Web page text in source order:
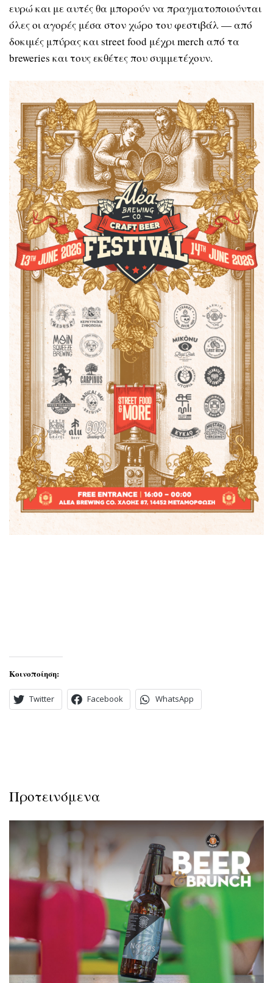
ευρώ και με αυτές θα μπορούν να πραγματοποιούνται
όλες οι αγορές μέσα στον χώρο του φεστιβάλ — από
δοκιμές μπύρας και street food μέχρι merch από τα
breweries και τους εκθέτες που συμμετέχουν.
Κοινοποίηση:
Twitter Facebook WhatsApp
Προτεινόμενα